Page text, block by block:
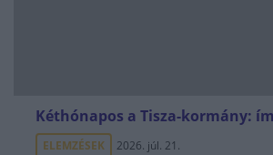
Kéthónapos a Tisza-kormány:
ELEMZÉSEK 2026. júl. 21.